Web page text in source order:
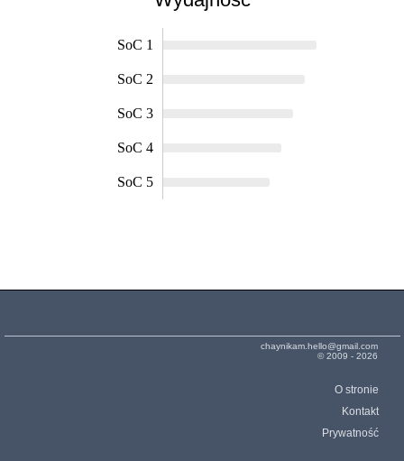
SoC 1
SoC 2
SoC 3
SoC 4
SoC 5
chaynikam.hello@gmail.com
© 2009 - 2026
O stronie
Kontakt
Prywatność